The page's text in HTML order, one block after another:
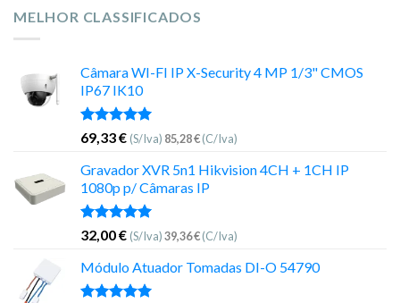
MELHOR CLASSIFICADOS
Câmara WI-FI IP X-Security 4 MP 1/3" CMOS
IP67 IK10
Avaliação
5.00
de 5
69,33€ (S/Iva) 85,28€(C/Iva)
Gravador XVR 5n1 Hikvision 4CH + 1CH IP
1080p p/ Câmaras IP
Avaliação
5.00
de 5
32,00€ (S/Iva)39,36€(C/Iva)
Módulo Atuador Tomadas DI-O 54790